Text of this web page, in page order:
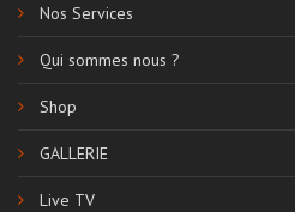
Nos Services
Qui sommes nous ?
Shop
GALLERIE
Live TV